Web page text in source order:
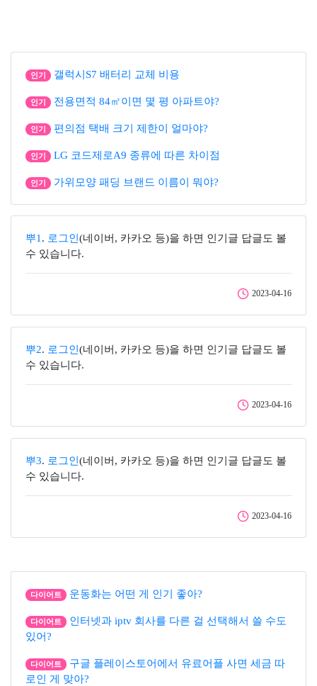
인기 갤럭시S7 배터리 교체 비용
인기 전용면적 84㎡이면 몇 평 아파트야?
인기 편의점 택배 크기 제한이 얼마야?
인기 LG 코드제로A9 종류에 따른 차이점
인기 가위모양 패딩 브랜드 이름이 뭐야?
뿌1 . 로그인 (네이버, 카카오 등)을 하면 인기글 답글도 볼
수 있습니다.
2023-04-16
뿌2. 로그인 (네이버, 카카오 등)을 하면 인기글 답글도 볼
수 있습니다.
2023-04-16
뿌3. 로그인 (네이버, 카카오 등)을 하면 인기글 답글도 볼
수 있습니다.
2023-04-16
다이어트 운동화는 어떤 게 인기 좋아?
다이어트
인터넷과 iptv 회사를 다른 걸 선택해서 쓸 수도
있어?
다이어트
구글 플레이스토어에서 유료어플 사면 세금 따
로인 게 맞아?